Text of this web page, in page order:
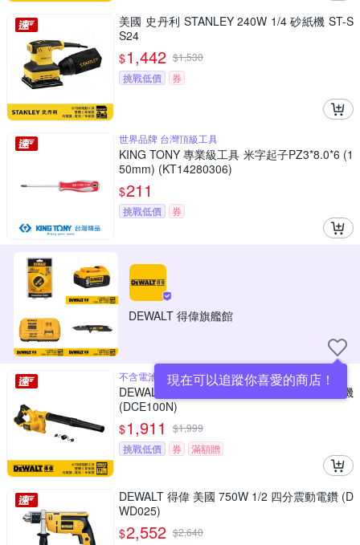
美國 史丹利 STANLEY 240W 1/4 砂紙機 ST-S
S24
$1,442 $1,530
挑戰低價
券
世界品牌 台灣頂級工具
KING TONY 專業級工具 米字起子PZ3*8.0*6 (1
50mm) (KT14280306)
$211
挑戰低價 券
DEWALT 得偉旗艦館
現在可以追蹤你喜愛的商店！
不含電池不含充電器,需另外購買
DEWALT 得偉 美國 20V MAX 鋰電吹風槍 空機
(DCE100N)
$1,911 $1,999
挑戰低價
券 滿額贈
DEWALT 得偉 美國 750W 1/2 四分震動電鑽 (D
WD025)
$2,552 $2,640